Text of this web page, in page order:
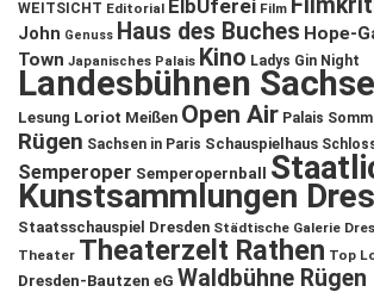
WEITSICHT Editorial ElbUferei Film
John Genuss Haus des Buches Hope-
Town Japanisches Palais Kino Ladys Gin Night
Landesbühnen
Lesung Loriot Meißen Open Air Palais
Rügen Sachsen in Paris Schauspielhaus
Semperoper Semperopernball
Kunstsammlungen
Staatsschauspiel Dresden Städtische Galerie
Theater Theaterzelt Rathen Top
Dresden-Bautzen eG Waldbühne Rügen